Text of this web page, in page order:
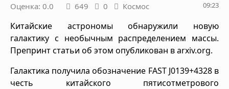
Оценка: 0.0 649 0 Космос 09:23
Китайские астрономы обнаружили новую
галактику с необычным распределением массы.
Препринт статьи об этом опубликован в arxiv.org.
Галактика получила обозначение FAST J0139+4328 в
честь китайского пятисотметрового